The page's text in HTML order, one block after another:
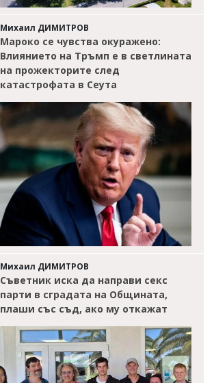
Михаил ДИМИТРОВ
Мароко се чувства окуражено:
Влиянието на Тръмп е в светлината
на прожекторите след
катастрофата в Сеута
Михаил ДИМИТРОВ
Съветник иска да направи секс
парти в сградата на Общината,
плаши със съд, ако му откажат